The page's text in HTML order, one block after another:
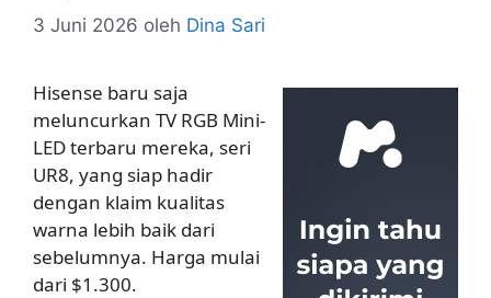
3 Juni 2026 oleh Dina Sari
Hisense baru saja
meluncurkan TV RGB Mini-
LED terbaru mereka, seri
UR8, yang siap hadir
dengan klaim kualitas
warna lebih baik dari
sebelumnya. Harga mulai
dari $1.300.